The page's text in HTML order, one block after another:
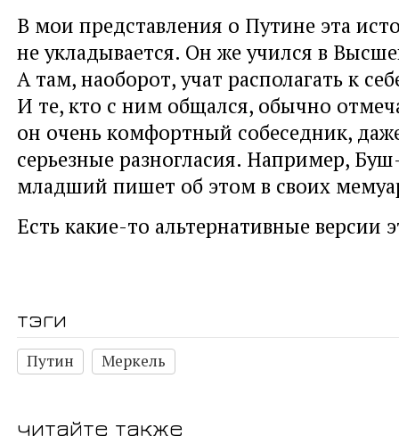
В мои представления о Путине эта
не укладывается. Он же учился в
А там, наоборот, учат располагать к
И те, кто с ним общался, обычно
он очень комфортный собеседник,
серьезные разногласия. Например,
младший пишет об этом в своих
Есть какие-то альтернативные версии
тэги
Путин Меркель
читайте также